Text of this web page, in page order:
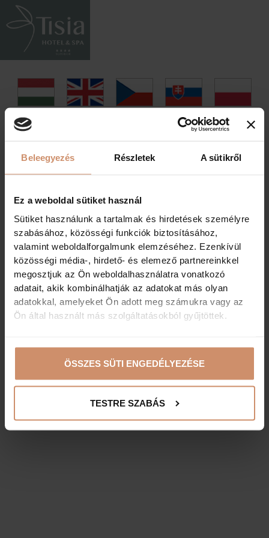
Beleegyezés Részletek A sütikről
Ez a weboldal sütiket használ
Sütiket használunk a tartalmak és hirdetések személyre
szabásához, közösségi funkciók biztosításához,
valamint weboldalforgalmunk elemzéséhez. Ezenkívül
közösségi média-, hirdető- és elemező partnereinkkel
megosztjuk az Ön weboldalhasználatra vonatkozó
adatait, akik kombinálhatják az adatokat más olyan
adatokkal, amelyeket Ön adott meg számukra vagy az
Ön által használt más szolgáltatásokból gyűjtöttek.
ÖSSZES SÜTI ENGEDÉLYEZÉSE
TESTRE SZABÁS
ÉTLAP
BORLAP